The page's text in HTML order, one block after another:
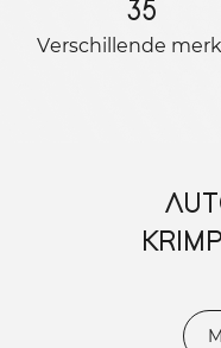
35
Verschillende